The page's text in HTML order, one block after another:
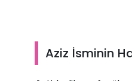
Aziz İsminin